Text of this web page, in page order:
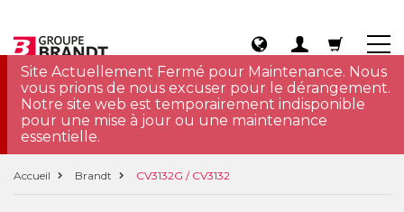
Site Actuellement Fermé pour Maintenance. Nous
vous prions de nous excuser pour le dérangement.
Notre site web est temporairement indisponible
pour une mise à jour ou une maintenance
essentielle.
Accueil Brandt CV3132G / CV3132